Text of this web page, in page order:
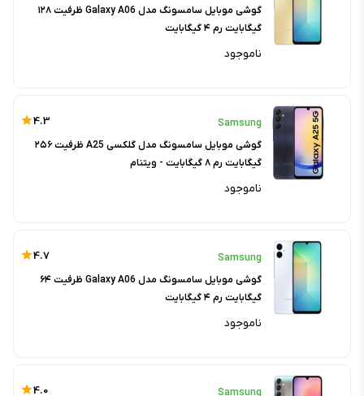
گوشی موبایل سامسونگ مدل Galaxy A06 ظرفیت ۱۲۸
گیگابایت رم ۴ گیگابایت
ناموجود
Samsung
4.3
گوشی موبایل سامسونگ مدل گلکسی A25 ظرفیت ۲۵۶
گیگابایت رم ۸ گیگابایت - ویتنام
ناموجود
Samsung
4.7
گوشی موبایل سامسونگ مدل Galaxy A06 ظرفیت ۶۴
گیگابایت رم ۴ گیگابایت
ناموجود
Samsung
4.0